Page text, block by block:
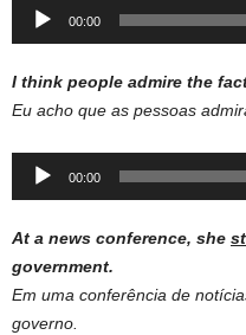
Audio
00:00
I think people admire the
Eu acho que as pessoas
Audio
00:00
At a news conference, she
government.
Em uma conferência de
governo.